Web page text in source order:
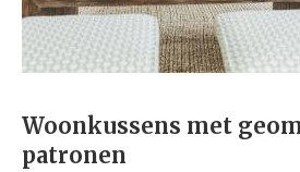
Woonkussens met
patronen